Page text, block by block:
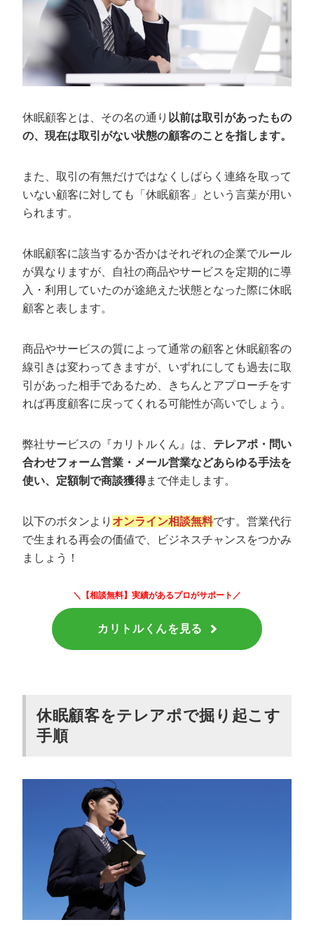
商品やサービスに不満があった
商品やサービスが不要だと感じている
他社の商品やサービスが魅力的だった
休眠顧客へのテレアポを成功させる3つの
明るいトーンでハキハキ話す
テレアポ以外で休眠顧客掘り起こしに有効
なアプローチ方法
DM
休眠顧客へのテレアポをすべきタイミング
休眠顧客の掘り起こしならカリトルくんが
おすすめ
休眠顧客とは、その名の通り 以前は取引があったもの
の、現在は取引がない状態の顧客のことを指します。
また、取引の有無だけではなくしばらく連絡を取って
いない顧客に対しても「休眠顧客」という言葉が用い
られます。
休眠顧客に該当するか否かはそれぞれの企業でルール
が異なりますが、自社の商品やサービスを定期的に導
入・利用していたのが途絶えた状態となった際に休眠
顧客と表します。
商品やサービスの質によって通常の顧客と休眠顧客の
線引きは変わってきますが、いずれにしても過去に取
引があった相手であるため、きちんとアプローチをす
れば再度顧客に戻ってくれる可能性が高いでしょう。
弊社サービスの『カリトルくん』は、 テレアポ・問い
合わせフォーム営業・メール営業などあらゆる手法を
使い、定額制で商談獲得まで伴走します。
以下のボタンより オンライン相談無料です。営業代行
で生まれる再会の価値で、ビジネスチャンスをつかみ
ましょう！
＼【相談無料】実績があるプロがサポート／
カリトルくんを見る
休眠顧客をテレアポで掘り起こす
手順